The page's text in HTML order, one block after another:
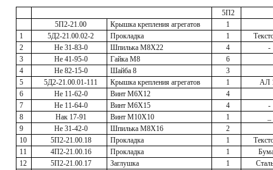
5П2
5П2-21.00
Крышка крепления агрегатов
1
1
5Д2-21.00.02-2 Прокладка 1
2
Не 31-83-0 Шпилька М8Х22 4
-
3
Не 41-95-0 Гайка М8
6
4
Не 82-15-0 Шайба 8
3
5
5Д2-21.00.01-111 Крышка крепления агрегатов 1
АЛ
6
Не 11-62-0 Винт М6Х12
4
7
Не 11-64-0 Винт М6Х15 4
-
8
Нак 17-91 Винт М10Х10 1
9
Не 31-42-0 Шпилька М8Х16
2
10
5П2-21.00.18 Прокладка 1
11
4П2-21.00.16 Прокладка 1
12
5П2-21.00.17 Заглушка 1